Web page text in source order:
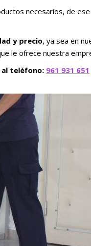
necesarios, de ese
y precio, ya sea en
le ofrece nuestra
teléfono: 961 931 651